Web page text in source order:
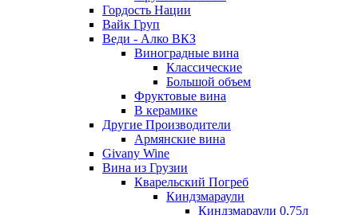
Гордость Нации
Вайк Груп
Веди - Алко ВКЗ
Виноградные вина
Классические
Большой объем
Фруктовые вина
В керамике
Другие Производители
Армянские вина
Givany Wine
Вина из Грузии
Кварельский Погреб
Киндзмараули
Киндзмараули 0,75л